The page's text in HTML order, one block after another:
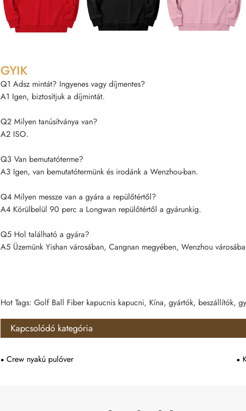
GYIK
Q1 Adsz mintát? Ingyenes vagy díjmentes?
A1 Igen, biztosítjuk a díjmintát.
Q2 Milyen tanúsítványa van?
A2 ISO.
Q3 Van bemutatóterme?
A3 Igen, van bemutatótermünk és irodánk a Wenzhou-ban.
Q4 Milyen messze van a gyára a repülőtértől?
A4 Körülbelül 90 perc a Longwan repülőtértől a gyárunkig.
Q5 Hol található a gyára?
A5 Üzemünk Yishan városában, Cangnan megyében, Wenzhou
Hot Tags: Golf Ball Fiber kapucnis kapucni, Kína, gyártók, beszállítók,
Kapcsolódó kategória
Crew nyakú pulóver